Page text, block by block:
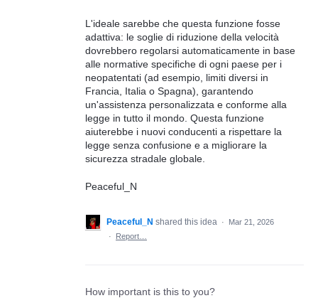
L'ideale sarebbe che questa funzione fosse
adattiva: le soglie di riduzione della velocità
dovrebbero regolarsi automaticamente in base
alle normative specifiche di ogni paese per i
neopatentati (ad esempio, limiti diversi in
Francia, Italia o Spagna), garantendo
un'assistenza personalizzata e conforme alla
legge in tutto il mondo. Questa funzione
aiuterebbe i nuovi conducenti a rispettare la
legge senza confusione e a migliorare la
sicurezza stradale globale.
Peaceful_N
Peaceful_N shared this idea ·
Mar 21, 2026
·
Report…
How important is this to you?